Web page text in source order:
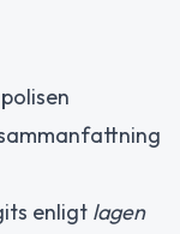
enligt lagen